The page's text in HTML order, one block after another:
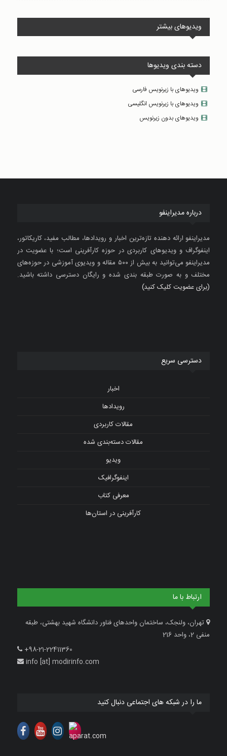
ویدیوهای بیشتر
دسته بندی ویدیوها
ویدیوهای با زیرنویس فارسی
ویدیوهای با زیرنویس انگلیسی
ویدیوهای بدون زیرنویس
درباره مدیراینفو
مدیراینفو ارائه دهنده تازه‌ترین اخبار و رویدادها، مطالب مفید، کاریکاتور،
اینفوگراف و ویدیوهای کاربردی در حوزه کارآفرینی است؛ با عضویت در
مدیراینفو می‌توانید به بیش از ۵۰۰ مقاله و ویدیوی آموزشی در حوزه‌های
مختلف و به صورت طبقه بندی شده و رایگان دسترسی داشته باشید.
(برای عضویت کلیک کنید)
دسترسی سریع
اخبار
رویدادها
مقالات کاربردی
مقالات دسته‌بندی شده
ویدیو
اینفوگرافیک
معرفی کتاب
کارآفرینی در استان‌ها
ارتباط با ما
تهران، ولنجک، ساختمان واحدهای فناور دانشگاه شهید بهشتی، طبقه
منفی 2، واحد 216
+98-21-22411360
info [at] modirinfo.com
ما را در شبکه های اجتماعی دنبال کنید